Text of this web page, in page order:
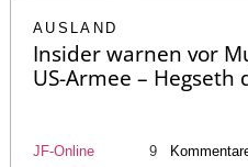
AUSLAND
Insider warnen vor
US-Armee –
JF-Online 9